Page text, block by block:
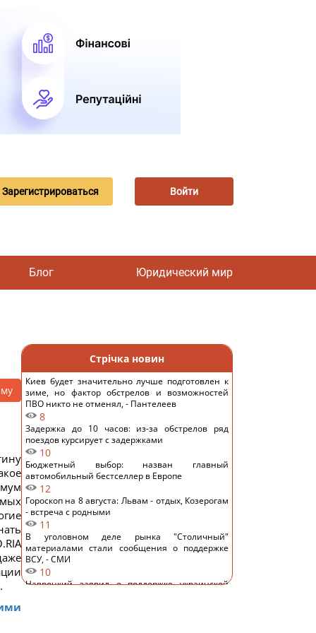
Зарегистрироваться Войти
Блог Юридический мир
Стрічка новин
Киев будет значительно лучше подготовлен к
зиме, но фактор обстрелов и возможностей
ПВО никто не отменял, - Пантелеев
8
Задержка до 10 часов: из-за обстрелов ряд
поездов курсирует с задержками
10
Бюджетный выбор: назван главный
автомобильный бестселлер в Европе
12
Гороскоп на 8 августа: Львам - отдых, Козерогам
- встреча с родными
11
В уголовном деле рынка "Столичный"
материалами стали сообщения о поддержке
ВСУ, - СМИ
10
Навроцкий заявил о поддержке украинской